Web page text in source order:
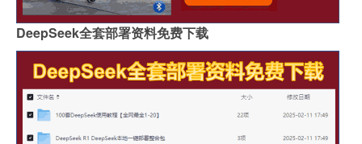
DeepSeek全套部署资料免费下载